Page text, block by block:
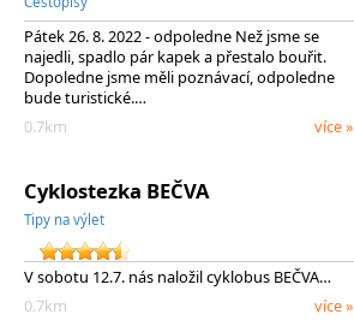
Pátek 26. 8. 2022 - odpoledne Než jsme se
najedli, spadlo pár kapek a přestalo bouřit.
Dopoledne jsme měli poznávací, odpoledne
bude turistické.…
0.7km
více »
Cyklostezka BEČVA
Tipy na výlet
V sobotu 12.7. nás naložil cyklobus BEČVA…
0.7km
více »